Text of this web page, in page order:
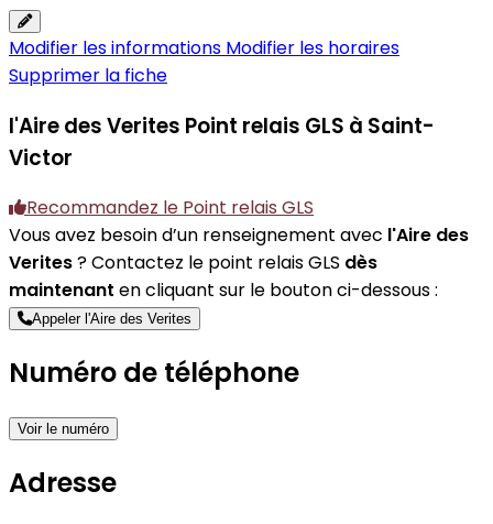
Modifier les informations Modifier les horaires
Supprimer la fiche
l'Aire des Verites Point relais GLS à Saint-
Victor
Recommandez le Point relais GLS
Vous avez besoin d’un renseignement avec l'Aire des
Verites? Contactez le point relais GLS dès
maintenant en cliquant sur le bouton ci-dessous :
Appeler l'Aire des Verites
Numéro de téléphone
Voir le numéro
Adresse